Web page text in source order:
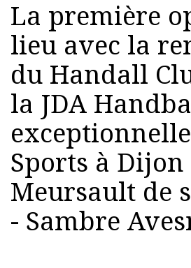
La première
lieu avec la
du Handall
la JDA
Sports à
Meursault de
- Sambre